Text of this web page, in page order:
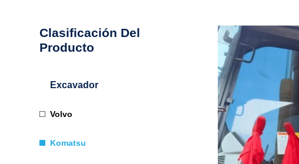
Clasificación Del
Producto
Excavador
Volvo
Komatsu